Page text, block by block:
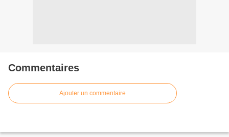
Commentaires
Ajouter un commentaire